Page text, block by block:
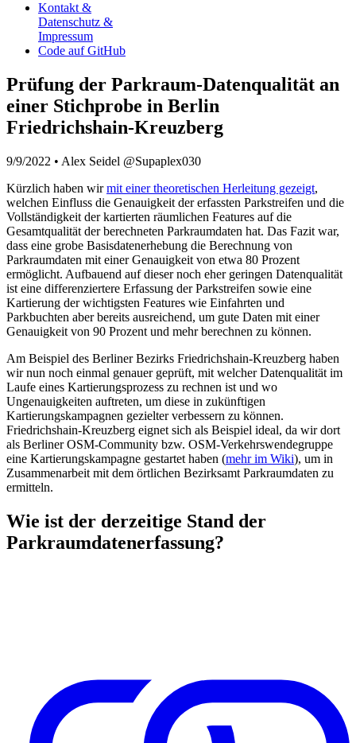
Kontakt &
Datenschutz &
Impressum
Code auf GitHub
Prüfung der Parkraum-Datenqualität an
einer Stichprobe in Berlin
Friedrichshain-Kreuzberg
9/9/2022 • Alex Seidel @Supaplex030
Kürzlich haben wirmit einer theoretischen Herleitung gezeigt,
welchen Einfluss die Genauigkeit der erfassten Parkstreifen und die
Vollständigkeit der kartierten räumlichen Features auf die
Gesamtqualität der berechneten Parkraumdaten hat. Das Fazit war,
dass eine grobe Basisdatenerhebung die Berechnung von
Parkraumdaten mit einer Genauigkeit von etwa 80 Prozent
ermöglicht. Aufbauend auf dieser noch eher geringen Datenqualität
ist eine differenziertere Erfassung der Parkstreifen sowie eine
Kartierung der wichtigsten Features wie Einfahrten und
Parkbuchten aber bereits ausreichend, um gute Daten mit einer
Genauigkeit von 90 Prozent und mehr berechnen zu können.
Am Beispiel des Berliner Bezirks Friedrichshain-Kreuzberg haben
wir nun noch einmal genauer geprüft, mit welcher Datenqualität im
Laufe eines Kartierungsprozess zu rechnen ist und wo
Ungenauigkeiten auftreten, um diese in zukünftigen
Kartierungskampagnen gezielter verbessern zu können.
Friedrichshain-Kreuzberg eignet sich als Beispiel ideal, da wir dort
als Berliner OSM-Community bzw. OSM-Verkehrswendegruppe
eine Kartierungskampagne gestartet haben (mehr im Wiki), um in
Zusammenarbeit mit dem örtlichen Bezirksamt Parkraumdaten zu
ermitteln.
Wie ist der derzeitige Stand der
Parkraumdatenerfassung?